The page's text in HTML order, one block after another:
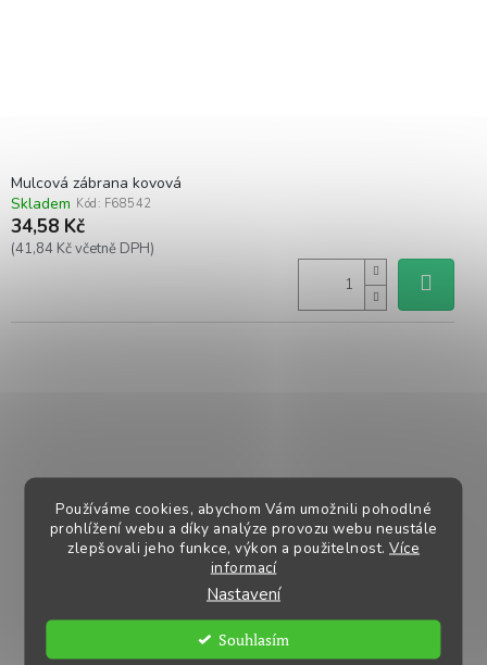
Používáme cookies, abychom Vám umožnili pohodlné
prohlížení webu a díky analýze provozu webu neustále
zlepšovali jeho funkce, výkon a použitelnost. Více
informací
Nastavení
Souhlasím
Mulcová zábrana kovová
Skladem Kód: F68542
34,58 Kč
(41,84 Kč včetně DPH)